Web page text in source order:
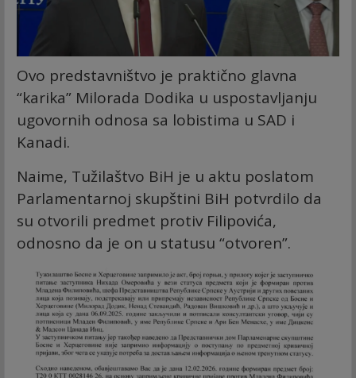
Ovo predstavništvo je praktično glavna
“karika” Milorada Dodika u uspostavljanju
ugovornih odnosa sa lobistima u SAD i
Kanadi.
Naime, Tužilaštvo BiH je u aktu poslatom
Parlamentarnoj skupštini BiH potvrdilo da
su otvorili predmet protiv Filipovića,
odnosno da je on u statusu “otvoren”.